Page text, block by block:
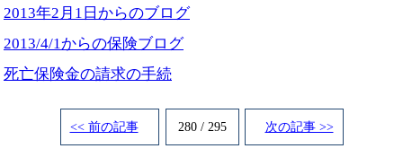
2013年2月1日からのブログ
2013/4/1からの保険ブログ
死亡保険金の請求の手続
<< 前の記事 280 / 295 次の記事 >>